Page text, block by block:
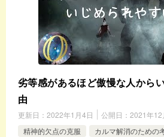
劣等感があるほど傲慢な人から
由
更新日： 2022年1月4日 公開日： 2021年12
精神的欠点の克服
カルマ解消のための